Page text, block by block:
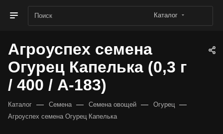
Каталог
Агроуспех семена
Огурец Капелька (0,3 г
/ 400 / А-183)
Каталог — Семена — Семена овощей — Огурец —
Агроуспех семена Огурец Капелька